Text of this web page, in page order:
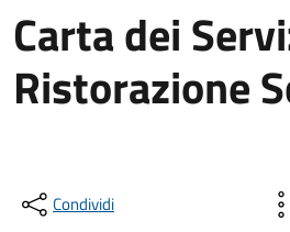
Carta dei
Ristorazione
Condividi